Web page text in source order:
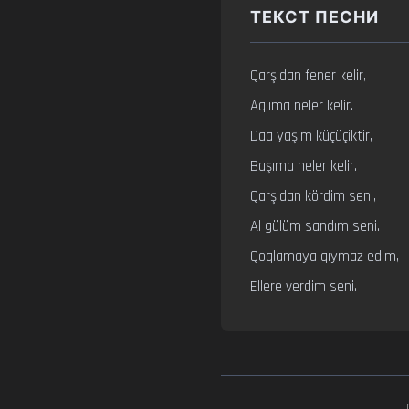
ТЕКСТ ПЕСНИ
Qarşıdan fener kelir,
Aqlıma neler kelir.
Daa yaşım küçüçiktir,
Başıma neler kelir.
Qarşıdan kördim seni,
Al gülüm sandım seni.
Qoqlamaya qıymaz edim,
Ellere verdim seni.